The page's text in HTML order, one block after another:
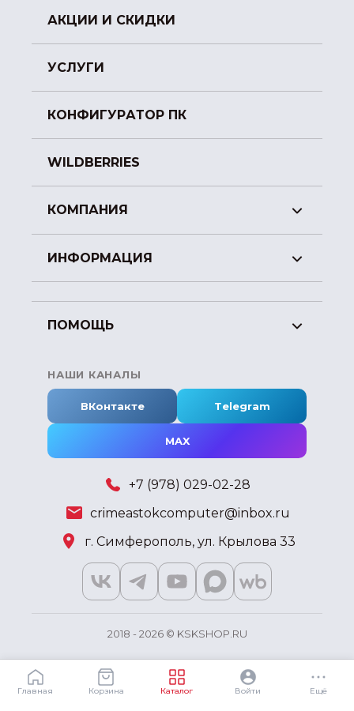
Главная Корзина Каталог Войти Ещё
АКЦИИ И СКИДКИ
УСЛУГИ
КОНФИГУРАТОР ПК
WILDBERRIES
КОМПАНИЯ
ИНФОРМАЦИЯ
ПОМОЩЬ
НАШИ КАНАЛЫ
ВКонтакте Telegram
MAX
+7 (978) 029-02-28
crimeastokcomputer@inbox.ru
г. Симферополь, ул. Крылова 33
2018 - 2026 © KSKSHOP.RU